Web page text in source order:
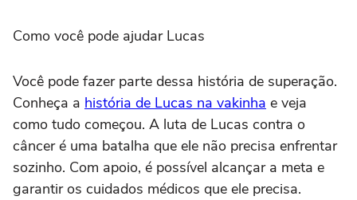
Como você pode ajudar Lucas
Você pode fazer parte dessa história de superação.
Conheça a história de Lucas na vakinha e veja
como tudo começou. A luta de Lucas contra o
câncer é uma batalha que ele não precisa enfrentar
sozinho. Com apoio, é possível alcançar a meta e
garantir os cuidados médicos que ele precisa.